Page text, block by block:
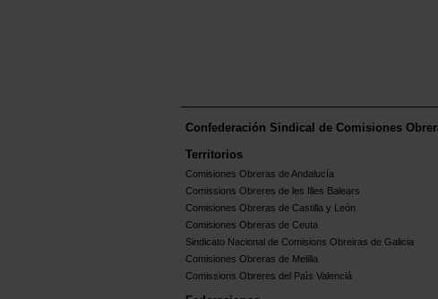
Confederación Sindical de Comisiones
Territorios
Comisiones Obreras de Andalucía
Comissions Obreres de les Illes Balears
Comisiones Obreras de Castilla y León
Comisiones Obreras de Ceuta
Sindicato Nacional de Comisions Obreiras de Galicia
Comisiones Obreras de Melilla
Comissions Obreres del Paìs Valenciá